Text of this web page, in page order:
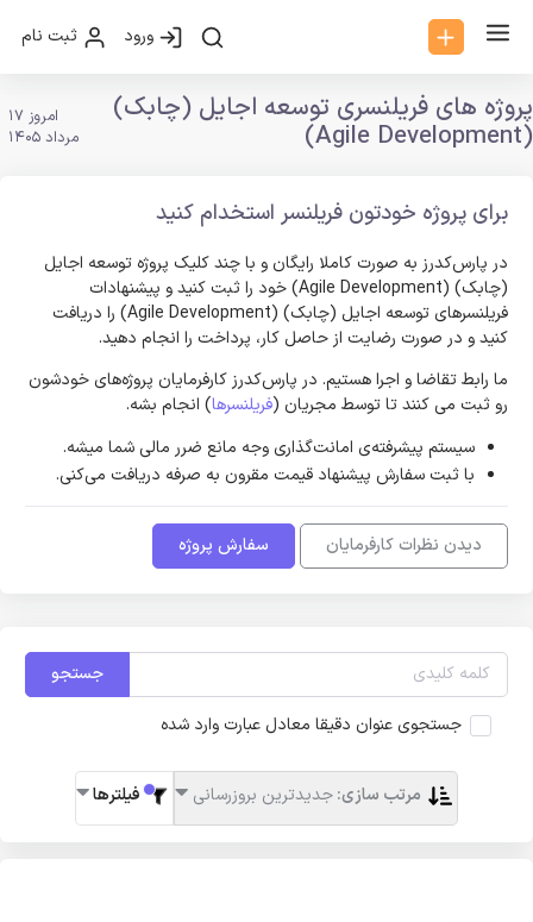
ورود ثبت نام
پروژه های فریلنسری توسعه اجایل (چابک)
(Agile Development)
امروز 17
مرداد 1405
برای پروژه خودتون فریلنسر استخدام کنید
در پارس‌کدرز به صورت کاملا رایگان و با چند کلیک پروژه توسعه اجایل
(چابک) (Agile Development) خود را ثبت کنید و پیشنهادات
فریلنسر‌های توسعه اجایل (چابک) (Agile Development) را دریافت
کنید و در صورت رضایت از حاصل کار، پرداخت را انجام دهید.
ما رابط تقاضا و اجرا هستیم. در پارس‌کدرز کارفرمایان پروژه‌های خودشون
رو ثبت می کنند تا توسط مجریان (فریلنسرها) انجام بشه.
سیستم پیشرفته‌ی امانت‌گذاری وجه مانع ضرر مالی شما میشه.
با ثبت سفارش پیشنهاد قیمت مقرون به صرفه دریافت می‌کنی.
دیدن نظرات کارفرمایان سفارش پروژه
جستجو
جستجوی عنوان دقیقا معادل عبارت وارد شده
مرتب سازی:جدیدترین بروزرسانی فیلترها